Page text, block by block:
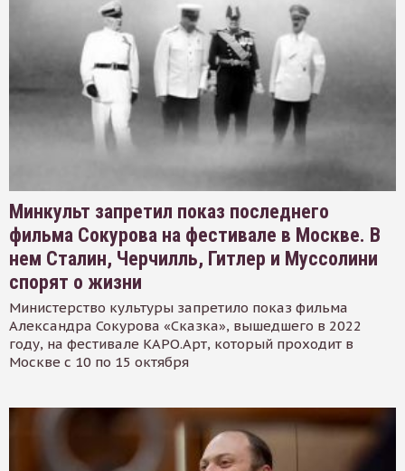
Минкульт запретил показ последнего
фильма Сокурова на фестивале в Москве. В
нем Сталин, Черчилль, Гитлер и Муссолини
спорят о жизни
Министерство культуры запретило показ фильма
Александра Сокурова «Сказка», вышедшего в 2022
году, на фестивале КАРО.Арт, который проходит в
Москве с 10 по 15 октября